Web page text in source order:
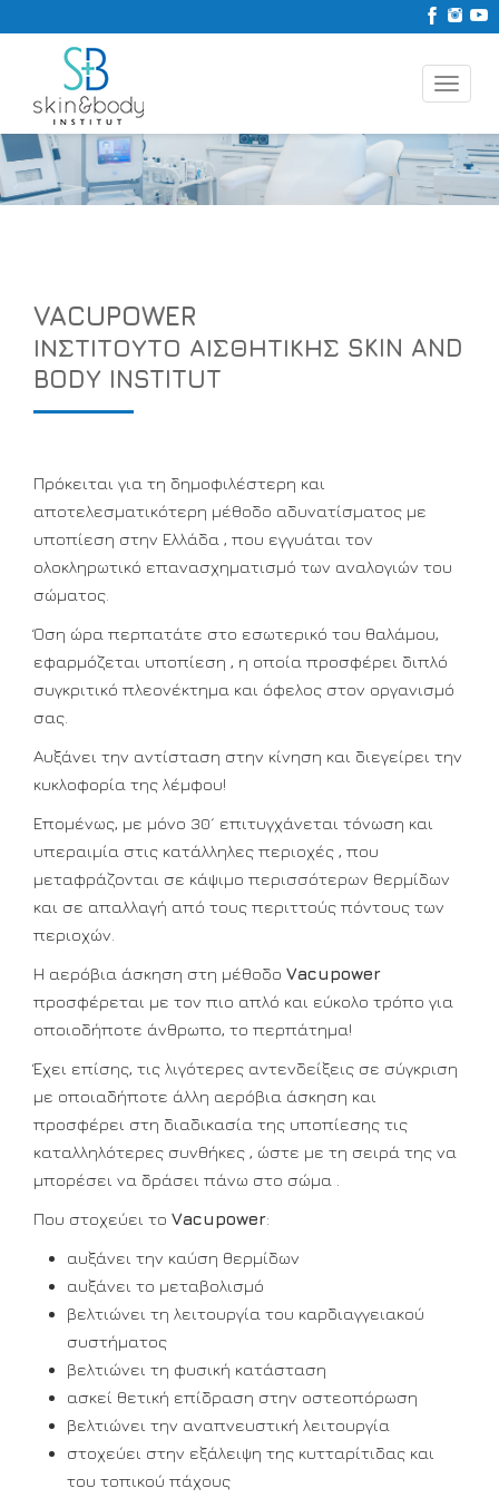
Toggle
VACUPOWER
ΙΝΣΤΙΤΟΥΤΟ ΑΙΣΘΗΤΙΚΗΣ SKIN AND
BODY INSTITUT
Πρόκειται για τη δημοφιλέστερη και
αποτελεσματικότερη μέθοδο αδυνατίσματος με
υποπίεση στην Ελλάδα , που εγγυάται τον
ολοκληρωτικό επανασχηματισμό των αναλογιών του
σώματος.
Όση ώρα περπατάτε στο εσωτερικό του θαλάμου,
εφαρμόζεται υποπίεση , η οποία προσφέρει διπλό
συγκριτικό πλεονέκτημα και όφελος στον οργανισμό
σας.
Αυξάνει την αντίσταση στην κίνηση και διεγείρει την
κυκλοφορία της λέμφου!
Επομένως, με μόνο 30´ επιτυγχάνεται τόνωση και
υπεραιμία στις κατάλληλες περιοχές , που
μεταφράζονται σε κάψιμο περισσότερων θερμίδων
και σε απαλλαγή από τους περιττούς πόντους των
περιοχών.
Η αερόβια άσκηση στη μέθοδο Vacupower
προσφέρεται με τον πιο απλό και εύκολο τρόπο για
οποιοδήποτε άνθρωπο, το περπάτημα!
Έχει επίσης, τις λιγότερες αντενδείξεις σε σύγκριση
με οποιαδήποτε άλλη αερόβια άσκηση και
προσφέρει στη διαδικασία της υποπίεσης τις
καταλληλότερες συνθήκες , ώστε με τη σειρά της να
μπορέσει να δράσει πάνω στο σώμα .
Που στοχεύει το Vacupower:
αυξάνει την καύση θερμίδων
αυξάνει το μεταβολισμό
βελτιώνει τη λειτουργία του καρδιαγγειακού
συστήματος
βελτιώνει τη φυσική κατάσταση
ασκεί θετική επίδραση στην οστεοπόρωση
βελτιώνει την αναπνευστική λειτουργία
στοχεύει στην εξάλειψη της κυτταρίτιδας και
του τοπικού πάχους